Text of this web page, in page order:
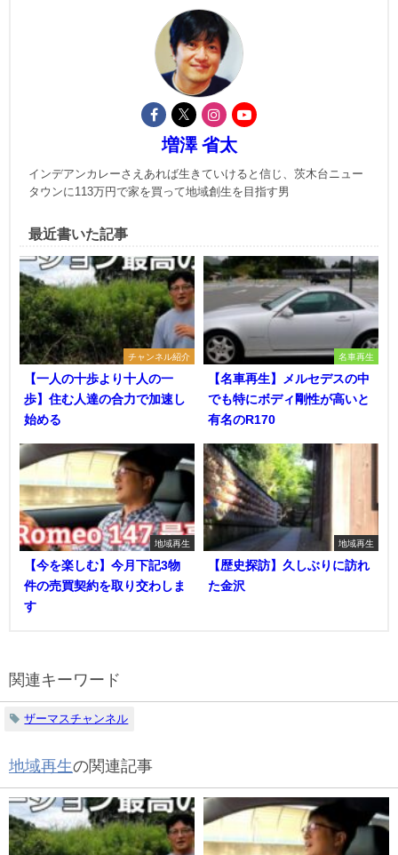
増澤 省太
インデアンカレーさえあれば生きていけると信じ、茨木台ニュー
タウンに113万円で家を買って地域創生を目指す男
最近書いた記事
チャンネル紹介
【一人の十歩より十人の一
歩】住む人達の合力で加速し
始める
名車再生
【名車再生】メルセデスの中
でも特にボディ剛性が高いと
有名のR170
地域再生
【今を楽しむ】今月下記3物
件の売買契約を取り交わしま
す
地域再生
【歴史探訪】久しぶりに訪れ
た金沢
関連キーワード
ザーマスチャンネル
地域再生の関連記事